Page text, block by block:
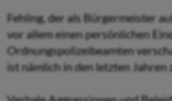
Fehling, der als Bürgermeister
vor allem einen persönlichen
Ordnungspolizeibeamten
ist nämlich in den letzten